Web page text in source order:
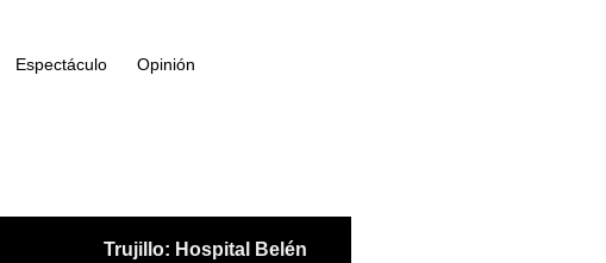
Espectáculo Opinión
Trujillo: Hospital Belén